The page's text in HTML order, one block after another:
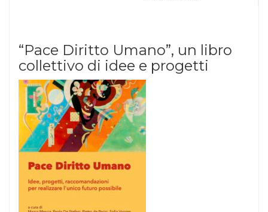
“Pace Diritto Umano”, un libro
collettivo di idee e progetti